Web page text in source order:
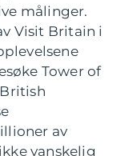
målinger.
Visit Britain i
Tower of
av
vanskelig